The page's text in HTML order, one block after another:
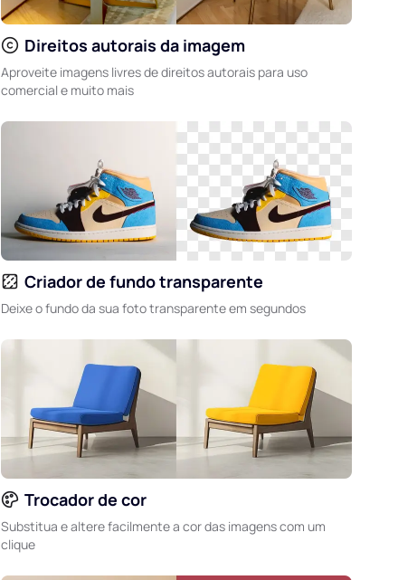
Direitos autorais da imagem
Aproveite imagens livres de direitos autorais para uso
comercial e muito mais
Criador de fundo transparente
Deixe o fundo da sua foto transparente em segundos
Trocador de cor
Substitua e altere facilmente a cor das imagens com um
clique